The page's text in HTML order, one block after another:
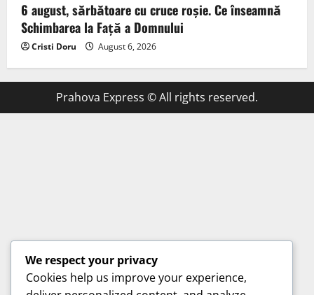
6 august, sărbătoare cu cruce roșie. Ce înseamnă
Schimbarea la Față a Domnului
Cristi Doru August 6, 2026
Prahova Express © All rights reserved.
We respect your privacy
Cookies help us improve your experience,